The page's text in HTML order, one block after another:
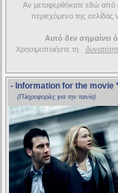
Αν μεταφερθήκατε εδώ από
περιεχόμενο της
Αυτό δεν σημαίνει
Χρησιμοποιήστε τη
- Information for the movie
(Πληροφορίες για την ταινία)